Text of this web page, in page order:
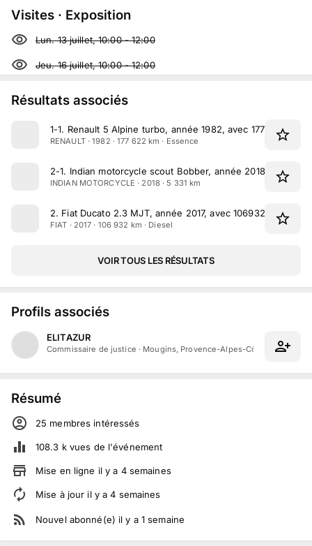
Visites · Exposition
Lun. 13 juillet, 10:00-12:00
Jeu. 16 juillet, 10:00-12:00
Résultats associés
1-1. Renault 5 Alpine turbo, année 1982, avec 177622 km
RENAULT · 1982 · 177 622 km · Essence
2-1. Indian motorcycle scout Bobber, année 2018, avec
INDIAN MOTORCYCLE · 2018 · 5 331 km
2. Fiat Ducato 2.3 MJT, année 2017, avec 106932 km au
FIAT · 2017 · 106 932 km · Diesel
VOIR TOUS LES RÉSULTATS
Profils associés
ELITAZUR
Commissaire de justice · Mougins, Provence-Alpes-Côte d'Azur
Résumé
25 membres intéressés
108.3 kvues de l'événement
Mise en ligne il y a 4 semaines
Mise à jour il y a4 semaines
Nouvel abonné(e) il y a 1 semaine